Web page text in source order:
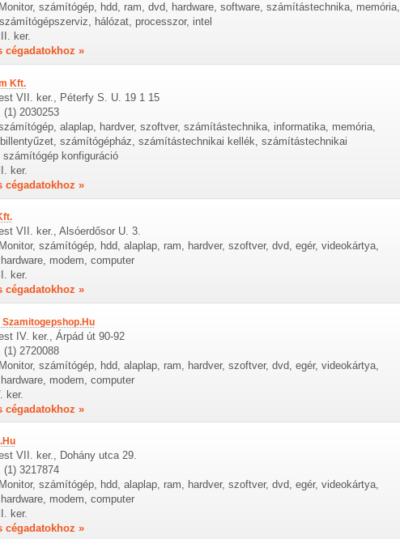
számítógép, hdd, ram, dvd, hardware, software, számítástechnika, memória,
hálózat, processzor, intel
ker.
cégadatokhoz »
Kft.
VII. ker., Péterfy S. U. 19 1 15
(1) 2030253
alaplap, hardver, szoftver, számítástechnika, informatika, memória,
számítógépház, számítástechnikai kellék, számítástechnikai
számítógép konfiguráció
ker.
cégadatokhoz »
VII. ker., Alsóerdősor U. 3.
számítógép, hdd, alaplap, ram, hardver, szoftver, dvd, egér, videokártya,
modem, computer
ker.
cégadatokhoz »
IV. ker., Árpád út 90-92
(1) 2720088
számítógép, hdd, alaplap, ram, hardver, szoftver, dvd, egér, videokártya,
modem, computer
ker.
cégadatokhoz »
VII. ker., Dohány utca 29.
(1) 3217874
számítógép, hdd, alaplap, ram, hardver, szoftver, dvd, egér, videokártya,
modem, computer
ker.
cégadatokhoz »